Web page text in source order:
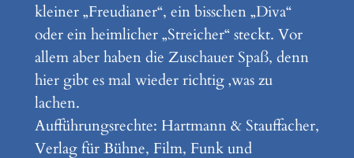
kleiner „Freudianer“, ein bisschen „Diva“
oder ein heimlicher „Streicher“ steckt. Vor
allem aber haben die Zuschauer Spaß, denn
hier gibt es mal wieder richtig ‚was zu
lachen.
Aufführungsrechte: Hartmann & Stauffacher,
Verlag für Bühne, Film, Funk und